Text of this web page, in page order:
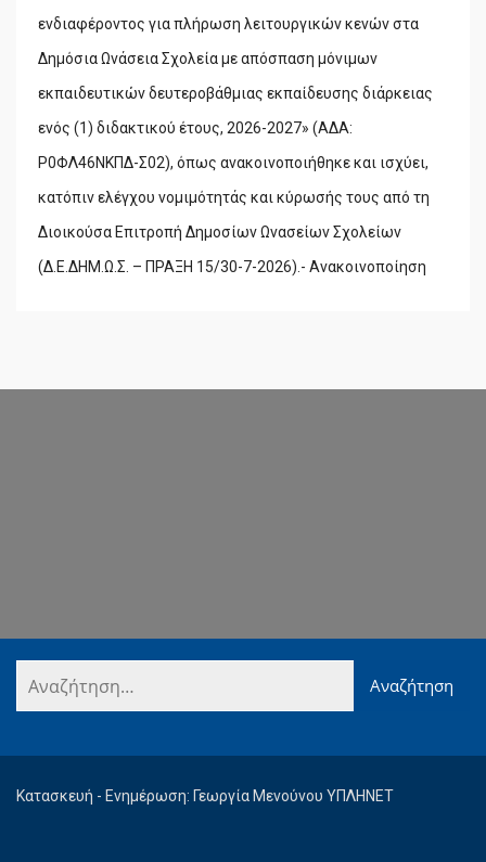
ενδιαφέροντος για πλήρωση λειτουργικών κενών στα
Δημόσια Ωνάσεια Σχολεία με απόσπαση μόνιμων
εκπαιδευτικών δευτεροβάθμιας εκπαίδευσης διάρκειας
ενός (1) διδακτικού έτους, 2026-2027» (ΑΔΑ:
Ρ0ΦΛ46ΝΚΠΔ-Σ02), όπως ανακοινοποιήθηκε και ισχύει,
κατόπιν ελέγχου νομιμότητάς και κύρωσής τους από τη
Διοικούσα Επιτροπή Δημοσίων Ωνασείων Σχολείων
(Δ.Ε.ΔΗΜ.Ω.Σ. – ΠΡΑΞΗ 15/30-7-2026).- Ανακοινοποίηση
Κατασκευή - Ενημέρωση: Γεωργία Μενούνου ΥΠΛΗΝΕΤ